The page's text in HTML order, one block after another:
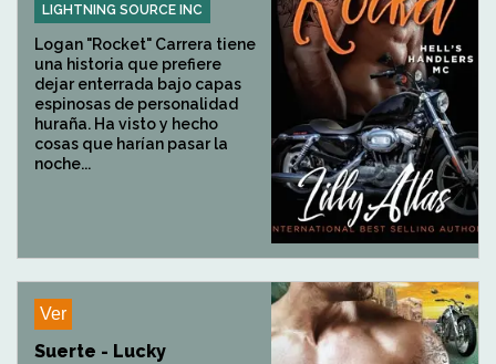
LIGHTNING SOURCE INC
Logan "Rocket" Carrera tiene
una historia que prefiere
dejar enterrada bajo capas
espinosas de personalidad
huraña. Ha visto y hecho
cosas que harían pasar la
noche...
Ver
Suerte - Lucky